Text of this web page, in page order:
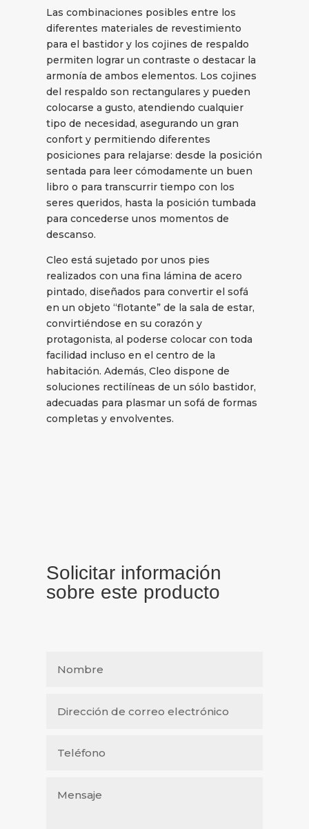
Las combinaciones posibles entre los
diferentes materiales de revestimiento
para el bastidor y los cojines de respaldo
permiten lograr un contraste o destacar la
armonía de ambos elementos. Los cojines
del respaldo son rectangulares y pueden
colocarse a gusto, atendiendo cualquier
tipo de necesidad, asegurando un gran
confort y permitiendo diferentes
posiciones para relajarse: desde la posición
sentada para leer cómodamente un buen
libro o para transcurrir tiempo con los
seres queridos, hasta la posición tumbada
para concederse unos momentos de
descanso.
Cleo está sujetado por unos pies
realizados con una fina lámina de acero
pintado, diseñados para convertir el sofá
en un objeto “flotante” de la sala de estar,
convirtiéndose en su corazón y
protagonista, al poderse colocar con toda
facilidad incluso en el centro de la
habitación. Además, Cleo dispone de
soluciones rectilíneas de un sólo bastidor,
adecuadas para plasmar un sofá de formas
completas y envolventes.
Solicitar información
sobre este producto